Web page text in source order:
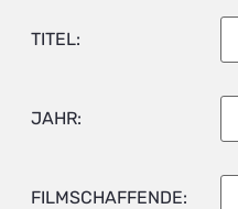
TITEL:
JAHR:
FILMSCHAFFENDE: